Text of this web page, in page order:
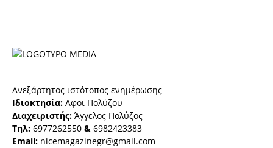
Ανεξάρτητος ιστότοπος ενημέρωσης
Ιδιοκτησία: Αφοι Πολύζου
Διαχειριστής: Άγγελος Πολύζος
Τηλ: 6977262550 & 6982423383
Email: nicemagazinegr@gmail.com